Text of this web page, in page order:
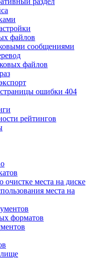
файлов
сообщениями
файлов
ошибки 404
рейтингов
очистке места на диске
места на
форматов